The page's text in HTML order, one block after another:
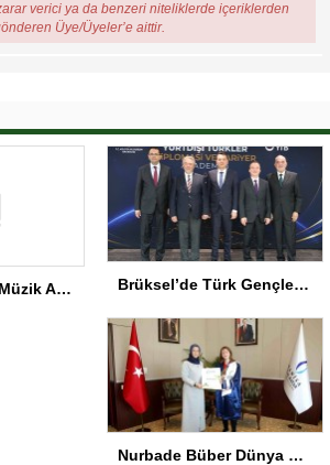
verici ya da benzeri niteliklerde içeriklerden
Üye/Üyeler’e aittir.
Bolu’da ‘Gezici Müzik Atölyesi’ Gala Programı Brüksel’de Türk Gençler İçin Diplomasi Programı
Nurbade Büber Dünya Şampiyonu